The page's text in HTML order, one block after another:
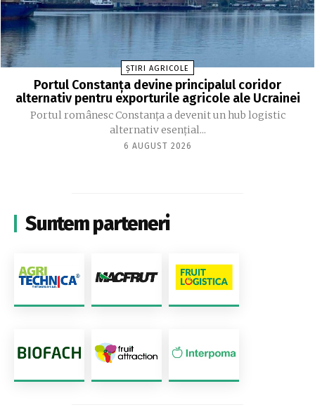
ȘTIRI AGRICOLE
Portul Constanța devine principalul coridor
alternativ pentru exporturile agricole ale Ucrainei
Portul românesc Constanța a devenit un hub logistic
alternativ esențial...
6 AUGUST 2026
Suntem parteneri